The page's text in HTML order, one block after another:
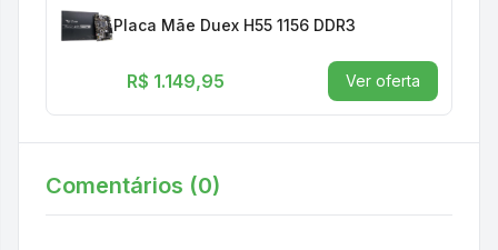
Placa Mãe Duex H55 1156 DDR3
R$ 1.149,95 Ver oferta
Comentários (0)